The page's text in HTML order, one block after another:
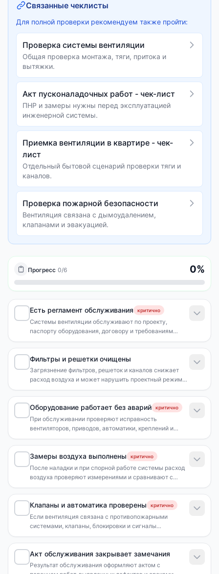
Связанные чеклисты
Для полной проверки рекомендуем также пройти:
Проверка системы вентиляции
Общая проверка монтажа, тяги, притока и
вытяжки.
Акт пусконаладочных работ - чек-лист
ПНР и замеры нужны перед эксплуатацией
инженерной системы.
Приемка вентиляции в квартире - чек-
лист
Отдельный бытовой сценарий проверки тяги и
каналов.
Проверка пожарной безопасности
Вентиляция связана с дымоудалением,
клапанами и эвакуацией.
Прогресс 0/6 0%
Есть регламент обслуживания критично
Системы вентиляции обслуживают по проекту,
паспорту оборудования, договору и требованиям
безопасной эксплуатации.
Фильтры и решетки очищены
Загрязнение фильтров, решеток и каналов снижает
расход воздуха и может нарушить проектный режим
системы.
Оборудование работает без аварий критично
При обслуживании проверяют исправность
вентиляторов, приводов, автоматики, креплений и
защитных устройств.
Замеры воздуха выполнены критично
После наладки и при спорной работе системы расход
воздуха проверяют измерениями и сравнивают с
проектными значениями.
Клапаны и автоматика проверены критично
Если вентиляция связана с противопожарными
системами, клапаны, блокировки и сигналы
проверяют без самовольного отключения защиты.
Акт обслуживания закрывает замечания
Результат обслуживания оформляют актом с